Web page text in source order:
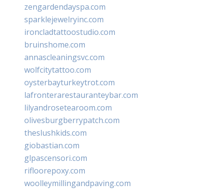
zengardendayspa.com
sparklejewelryinc.com
ironcladtattoostudio.com
bruinshome.com
annascleaningsvc.com
wolfcitytattoo.com
oysterbayturkeytrot.com
lafronterarestauranteybar.com
lilyandrosetearoom.com
olivesburgberrypatch.com
theslushkids.com
giobastian.com
glpascensori.com
rifloorepoxy.com
woolleymillingandpaving.com